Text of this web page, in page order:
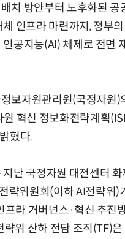
치 방안부터 노후화된 공
인프라 마련까지, 정부
인공지능(AI) 체제로 전면
보자원관리원(국정자원)
원 혁신 정보화전략계획
혔다.
지난 국정자원 대전센터
략위원회(이하 AI전략위)
프라 거버넌스·혁신 추진
략위 산하 전담 조직(TF)